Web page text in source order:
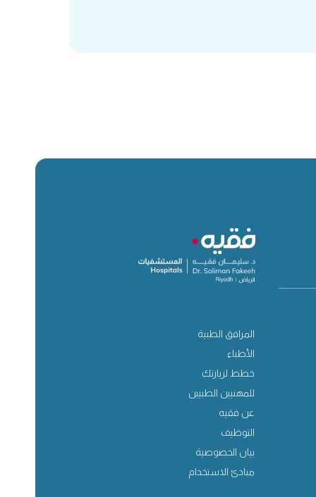
المرافق الطبية
الأطباء
خطط لزيارتك
للمهنيين الطبيين
عن فقيه
التوظيف
بيان الخصوصية
مبادئ الاستخدام